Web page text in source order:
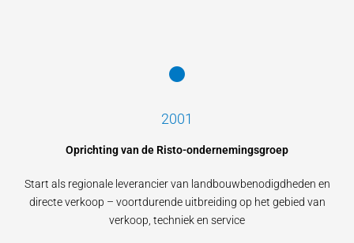
2001
Oprichting van de Risto-ondernemingsgroep
Start als regionale leverancier van landbouwbenodigdheden en
directe verkoop – voortdurende uitbreiding op het gebied van
verkoop, techniek en service